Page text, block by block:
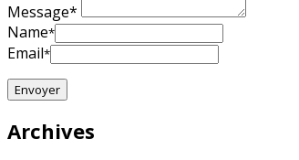
Message*
Name*
Email*
Archives